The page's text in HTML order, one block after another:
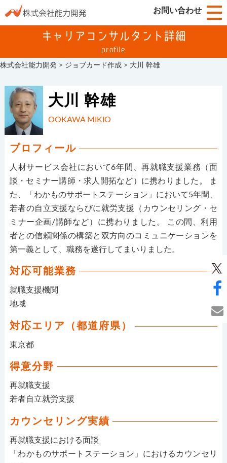
お問い合わせ
キャリアコンサルタント詳細
profile
株式会社能力開発 > ジョブカード作成 > 大川 幹雄
大川 幹雄
OOKAWA MIKIO
プロフィール
人材サービス会社において6年間、再就職支援業務（面
談・セミナー講師・求人開拓など）に携わりました。 ま
た、「わかものサポートステーション」において5年間、
若者の自立支援ならびに就労支援（カウンセリング・セ
ミナー企画/講師など）に携わりました。 この間、利用
者との信頼関係の構築と双方向のコミュニケーションを
第一義として、職務を遂行してまいりました。
対応可能業務
就職支援機関
地域
対応エリア（都道府県）
東京都
得意分野
再就職支援
若者自立就労支援
カウンセリング実績
再就職支援における面談
「わかものサポートステーション」におけるカウンセリ